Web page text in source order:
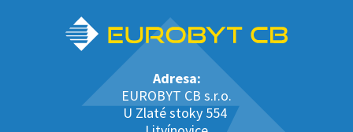
Adresa:
EUROBYT CB s.r.o.
U Zlaté stoky 554